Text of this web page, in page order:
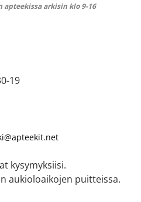
arkisin klo 9-16
19
kysymyksiisi.
aukioloaikojen puitteissa.